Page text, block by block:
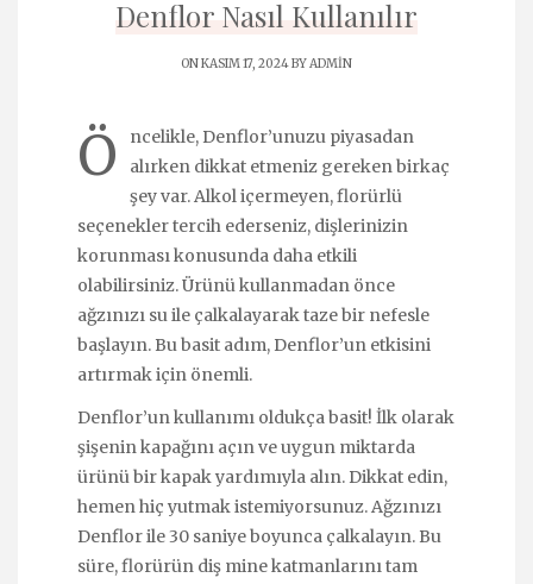
Denflor Nasıl Kullanılır
ON KASIM 17, 2024 BYADMIN
Ö
ncelikle, Denflor’unuzu piyasadan
alırken dikkat etmeniz gereken birkaç
şey var. Alkol içermeyen, florürlü
seçenekler tercih ederseniz, dişlerinizin
korunması konusunda daha etkili
olabilirsiniz. Ürünü kullanmadan önce
ağzınızı su ile çalkalayarak taze bir nefesle
başlayın. Bu basit adım, Denflor’un etkisini
artırmak için önemli.
Denflor’un kullanımı oldukça basit! İlk olarak
şişenin kapağını açın ve uygun miktarda
ürünü bir kapak yardımıyla alın. Dikkat edin,
hemen hiç yutmak istemiyorsunuz. Ağzınızı
Denflor ile 30 saniye boyunca çalkalayın. Bu
süre, florürün diş mine katmanlarını tam